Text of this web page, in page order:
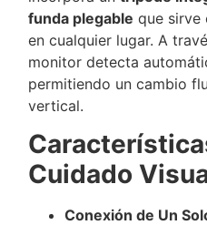
funda plegable que sirve
en cualquier lugar. A
monitor detecta
permitiendo un cambio
vertical.
Cuidado
Conexión de Un